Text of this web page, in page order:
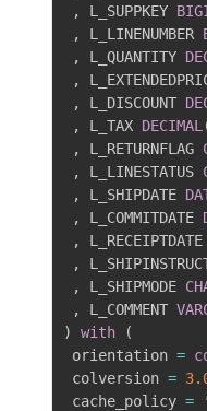
,
L_SUPPKEY
,
L_LINENUMBER
,
L_QUANTITY
,
,
L_DISCOUNT
,
L_TAX DECIMAL
,
L_RETURNFLAG
,
L_LINESTATUS
,
L_SHIPDATE
,
L_COMMITDATE
,
L_RECEIPTDATE
,
,
L_SHIPMODE
,
L_COMMENT
)
with
(
orientation =
colversion =
cache_policy =